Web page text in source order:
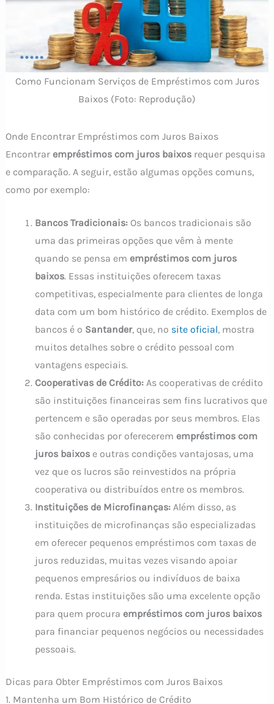
Como Funcionam Serviços de Empréstimos com Juros
Baixos (Foto: Reprodução)
Onde Encontrar Empréstimos com Juros Baixos
Encontrar empréstimos com juros baixosrequer pesquisa
e comparação. A seguir, estão algumas opções comuns,
como por exemplo:
Bancos Tradicionais:Os bancos tradicionais são
uma das primeiras opções que vêm à mente
quando se pensa em empréstimos com juros
baixos. Essas instituições oferecem taxas
competitivas, especialmente para clientes de longa
data com um bom histórico de crédito. Exemplos de
bancos é o Santander, que, no site oficial, mostra
muitos detalhes sobre o crédito pessoal com
vantagens especiais.
Cooperativas de Crédito:As cooperativas de crédito
são instituições financeiras sem fins lucrativos que
pertencem e são operadas por seus membros. Elas
são conhecidas por oferecerem empréstimos com
juros baixose outras condições vantajosas, uma
vez que os lucros são reinvestidos na própria
cooperativa ou distribuídos entre os membros.
Instituições de Microfinanças:Além disso, as
instituições de microfinanças são especializadas
em oferecer pequenos empréstimos com taxas de
juros reduzidas, muitas vezes visando apoiar
pequenos empresários ou indivíduos de baixa
renda. Estas instituições são uma excelente opção
para quem procura empréstimos com juros baixos
para financiar pequenos negócios ou necessidades
pessoais.
Dicas para Obter Empréstimos com Juros Baixos
1. Mantenha um Bom Histórico de Crédito